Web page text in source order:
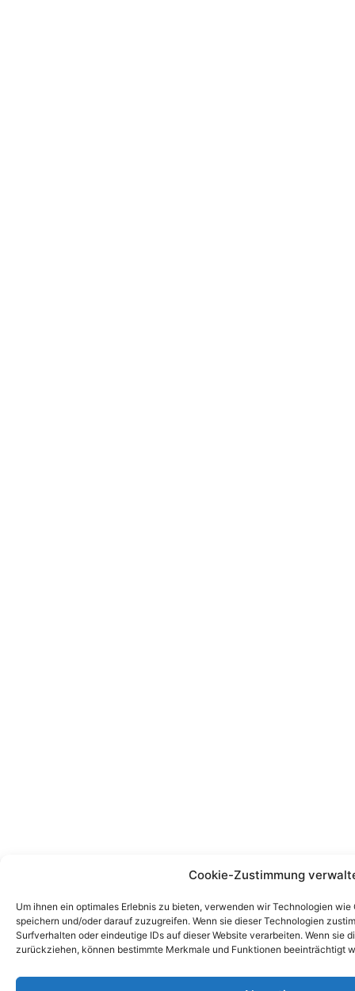
Cookie-Zustimmung
Um ihnen ein optimales Erlebnis zu bieten, verwenden wir Technologien
speichern und/oder darauf zuzugreifen. Wenn sie dieser Technologien
Surfverhalten oder eindeutige IDs auf dieser Website verarbeiten. Wenn sie
zurückziehen, können bestimmte Merkmale und Funktionen beeinträchtigt